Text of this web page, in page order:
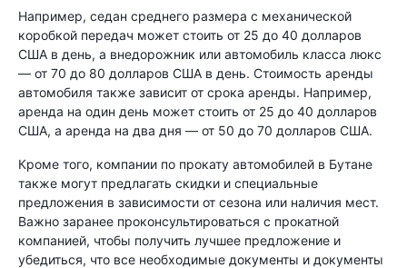
Например, седан среднего размера с механической
коробкой передач может стоить от 25 до 40 долларов
США в день, а внедорожник или автомобиль класса люкс
— от 70 до 80 долларов США в день. Стоимость аренды
автомобиля также зависит от срока аренды. Например,
аренда на один день может стоить от 25 до 40 долларов
США, а аренда на два дня — от 50 до 70 долларов США.
Кроме того, компании по прокату автомобилей в Бутане
также могут предлагать скидки и специальные
предложения в зависимости от сезона или наличия мест.
Важно заранее проконсультироваться с прокатной
компанией, чтобы получить лучшее предложение и
убедиться, что все необходимые документы и документы